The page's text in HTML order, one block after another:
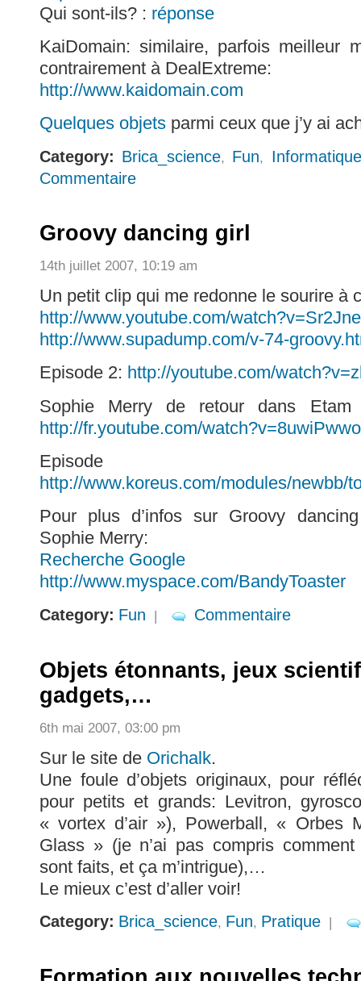
Qui sont-ils? : réponse
KaiDomain: similaire, parfois meilleur
contrairement à DealExtreme:
http://www.kaidomain.com
Quelques objets parmi ceux que j’y ai
Category: Brica_science, Fun, Informatique
Commentaire
Groovy dancing girl
14th juillet 2007, 10:19 am
Un petit clip qui me redonne le sourire à
http://www.youtube.com/
http://www.supadump.com/v-74-
Episode 2: http://youtube.com/
Sophie Merry de retour dans Etam
http://fr.youtube.com/
http://www.koreus.com/modules/newbb/
Pour plus d’infos sur Groovy
Sophie Merry:
Recherche Google
http://www.myspace.com/BandyToaster
Category: Fun | Commentaire
Objets étonnants, jeux
gadgets,…
6th mai 2007, 03:00 pm
Sur le site de Orichalk.
Une foule d’objets originaux, pour
pour petits et grands: Levitron,
« vortex d’air »), Powerball, « Orbes
Glass » (je n’ai pas compris
sont faits, et ça m’intrigue),…
Le mieux c’est d’aller voir!
Category: Brica_science, Fun, Pratique |